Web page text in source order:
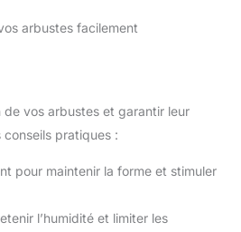
arbustes facilement
de vos arbustes et garantir leur
pratiques :
pour maintenir la forme et stimuler
l’humidité et limiter les